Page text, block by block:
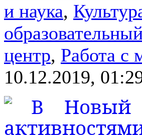
и наука,
центр, Работа с
10.12.2019,